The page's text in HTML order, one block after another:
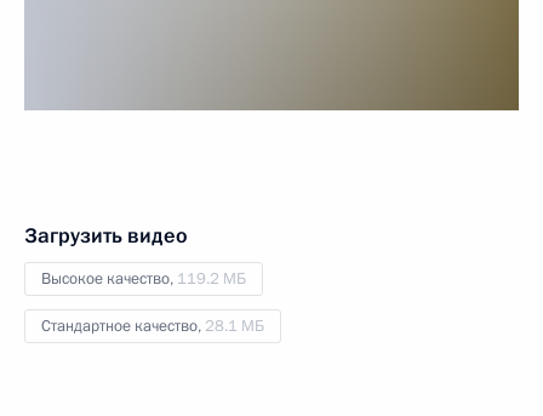
Загрузить видео
Высокое качество, 119.2 МБ
Стандартное качество, 28.1 МБ